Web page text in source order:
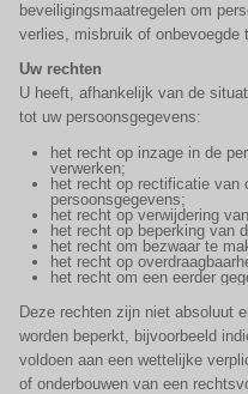
beveiligingsmaatregelen om
verlies, misbruik of onbevoegde
Uw rechten
U heeft, afhankelijk van de
tot uw persoonsgegevens:
het recht op inzage in de
verwerken;
het recht op rectificatie van
persoonsgegevens;
het recht op verwijdering
het recht op beperking van
het recht om bezwaar te
het recht op
het recht om een eerder
Deze rechten zijn niet absoluut
worden beperkt, bijvoorbeeld
voldoen aan een wettelijke
of onderbouwen van een